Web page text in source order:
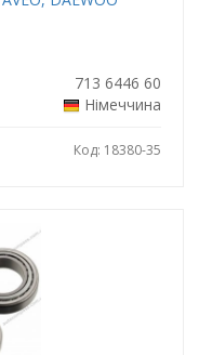
713 6446 60
Німеччина
Код: 18380-35